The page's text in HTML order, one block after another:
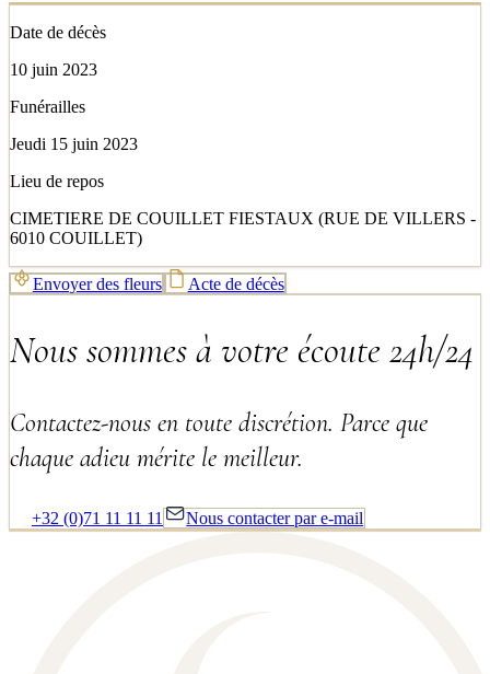
Date de décès
10 juin 2023
Funérailles
Jeudi 15 juin 2023
Lieu de repos
CIMETIERE DE COUILLET FIESTAUX (RUE DE VILLERS -
6010 COUILLET)
Envoyer des fleurs Acte de décès
Nous sommes à votre écoute 24h/24
Contactez-nous en toute discrétion. Parce que
chaque adieu mérite le meilleur.
+32 (0)71 11 11 11 Nous contacter par e-mail